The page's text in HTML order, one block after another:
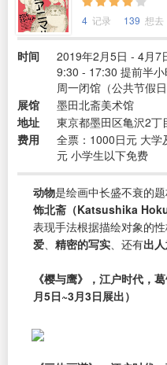
4 记录 139 想去
时间
2019年2月5日 - 4月7
9:30 - 17:30 提前半
周一闭馆（公共节假日
展馆
墨田北斋美术馆
地址
東京都墨田区亀沢2丁
费用
全票：1000日元 大学
元 小学生以下免费
动物是绘画中长盛不衰的
饰北斋（Katsushika
表现手法根据描绘对象的
爱
精密的写实 、还有出
《樱与鹰》，江户时代，
月5日~3月3日展出）